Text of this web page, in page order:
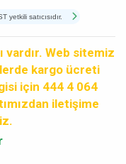
yetkili satıcısıdır.
vardır. Web sitemiz
kargo ücreti
için 444 4 064
iletişime